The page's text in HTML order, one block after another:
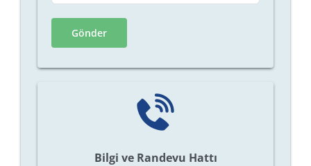
Bilgi ve Randevu Hattı